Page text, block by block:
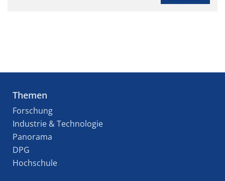
Themen
Forschung
Industrie & Technologie
Panorama
DPG
Hochschule